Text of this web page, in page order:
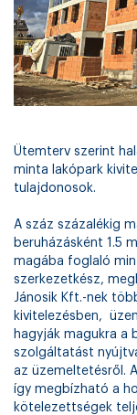
Ütemterv szerint
minta lakópark
tulajdonosok.
A száz százalékig
beruházásként 1.5
magába foglaló
szerkezetkész,
Jánosik Kft.-nek
kivitelezésben,
hagyják magukra a
szolgáltatást
az üzemeltetésről.
így megbízható a
kötelezettségek